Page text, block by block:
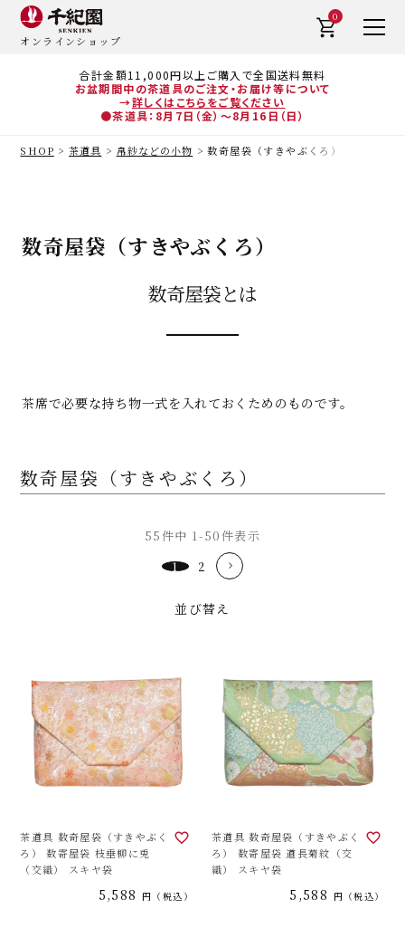
合計金額11,000円以上ご購入で全国送料無料
お盆期間中の茶道具のご注文・お届け等について
→詳しくはこちらをご覧ください
●茶道具：8月7日（金）～8月16日（日）
オンラインショップ
0
SHOP 茶道具 帛紗などの小物 数奇屋袋（すきやぶくろ）
数奇屋袋（すきやぶくろ）
数奇屋袋とは
茶席で必要な持ち物一式を入れておくためのものです。
数奇屋袋（すきやぶくろ）
並び替え
55件中 1-50件表示
1 2
茶道具 数奇屋袋（すきやぶく
ろ） 数寄屋袋 枝垂柳に兎
（交織） スキヤ袋
5,588 税込
茶道具 数奇屋袋（すきやぶく
ろ） 数寄屋袋 道長菊紋（交
織） スキヤ袋
5,588 税込